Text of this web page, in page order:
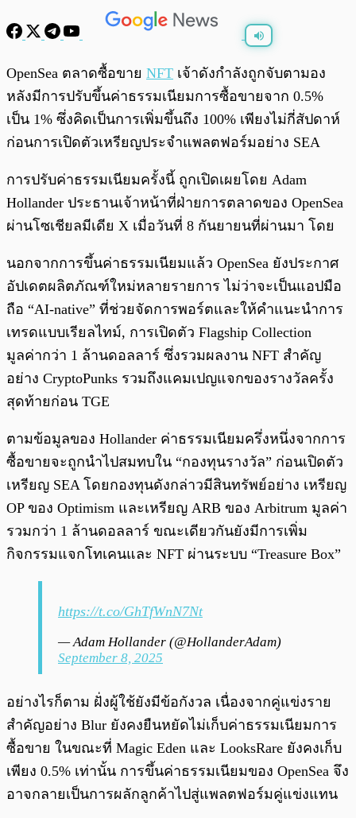
0:00
OpenSea ตลาดซื้อขาย NFT เจ้าดังกำลังถูกจับตามอง
หลังมีการปรับขึ้นค่าธรรมเนียมการซื้อขายจาก 0.5%
เป็น 1% ซึ่งคิดเป็นการเพิ่มขึ้นถึง 100% เพียงไม่กี่สัปดาห์
ก่อนการเปิดตัวเหรียญประจำแพลตฟอร์มอย่าง SEA
การปรับค่าธรรมเนียมครั้งนี้ ถูกเปิดเผยโดย Adam
Hollander ประธานเจ้าหน้าที่ฝ่ายการตลาดของ OpenSea
ผ่านโซเชียลมีเดีย X เมื่อวันที่ 8 กันยายนที่ผ่านมา โดย
นอกจากการขึ้นค่าธรรมเนียมแล้ว OpenSea ยังประกาศ
อัปเดตผลิตภัณฑ์ใหม่หลายรายการ ไม่ว่าจะเป็นแอปมือ
ถือ “AI-native” ที่ช่วยจัดการพอร์ตและให้คำแนะนำการ
เทรดแบบเรียลไทม์, การเปิดตัว Flagship Collection
มูลค่ากว่า 1 ล้านดอลลาร์ ซึ่งรวมผลงาน NFT สำคัญ
อย่าง CryptoPunks รวมถึงแคมเปญแจกของรางวัลครั้ง
สุดท้ายก่อน TGE
ตามข้อมูลของ Hollander ค่าธรรมเนียมครึ่งหนึ่งจากการ
ซื้อขายจะถูกนำไปสมทบใน “กองทุนรางวัล” ก่อนเปิดตัว
เหรียญ SEA โดยกองทุนดังกล่าวมีสินทรัพย์อย่าง เหรียญ
OP ของ Optimism และเหรียญ ARB ของ Arbitrum มูลค่า
รวมกว่า 1 ล้านดอลลาร์ ขณะเดียวกันยังมีการเพิ่ม
กิจกรรมแจกโทเคนและ NFT ผ่านระบบ “Treasure Box”
https://t.co/GhTfWnN7Nt
— Adam Hollander (@HollanderAdam)
September 8, 2025
อย่างไรก็ตาม ฝั่งผู้ใช้ยังมีข้อกังวล เนื่องจากคู่แข่งราย
สำคัญอย่าง Blur ยังคงยืนหยัดไม่เก็บค่าธรรมเนียมการ
ซื้อขาย ในขณะที่ Magic Eden และ LooksRare ยังคงเก็บ
เพียง 0.5% เท่านั้น การขึ้นค่าธรรมเนียมของ OpenSea จึง
อาจกลายเป็นการผลักลูกค้าไปสู่แพลตฟอร์มคู่แข่งแทน